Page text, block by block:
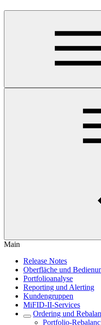
Main
Release Notes
Oberfläche und
Portfolioanalyse
Reporting und Alerting
Kundengruppen
MiFID-II-Services
Ordering und
Portfolio-